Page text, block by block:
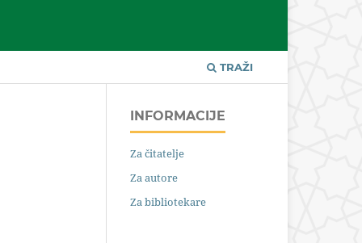
TRAŽI
INFORMACIJE
Za čitatelje
Za autore
Za bibliotekare